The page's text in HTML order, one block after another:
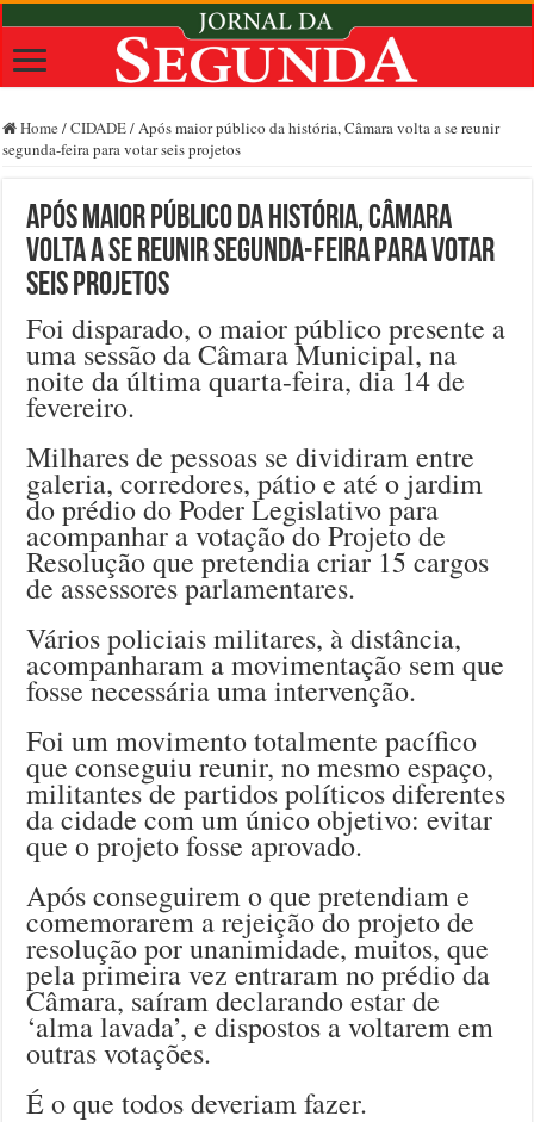
Home /CIDADE/Após maior público da história, Câmara volta a se reunir
segunda-feira para votar seis projetos
Após maior público da história, Câmara
volta a se reunir segunda-feira para votar
seis projetos
Foi disparado, o maior público presente a
uma sessão da Câmara Municipal, na
noite da última quarta-feira, dia 14 de
fevereiro.
Milhares de pessoas se dividiram entre
galeria, corredores, pátio e até o jardim
do prédio do Poder Legislativo para
acompanhar a votação do Projeto de
Resolução que pretendia criar 15 cargos
de assessores parlamentares.
Vários policiais militares, à distância,
acompanharam a movimentação sem que
fosse necessária uma intervenção.
Foi um movimento totalmente pacífico
que conseguiu reunir, no mesmo espaço,
militantes de partidos políticos diferentes
da cidade com um único objetivo: evitar
que o projeto fosse aprovado.
Após conseguirem o que pretendiam e
comemorarem a rejeição do projeto de
resolução por unanimidade, muitos, que
pela primeira vez entraram no prédio da
Câmara, saíram declarando estar de
‘alma lavada’, e dispostos a voltarem em
outras votações.
É o que todos deveriam fazer.